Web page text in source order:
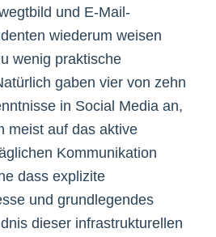
und E-Mail-
wiederum weisen
wenig praktische
gaben vier von zehn
in Social Media an,
meist auf das aktive
Kommunikation
dass explizite
und grundlegendes
dieser infrastrukturellen